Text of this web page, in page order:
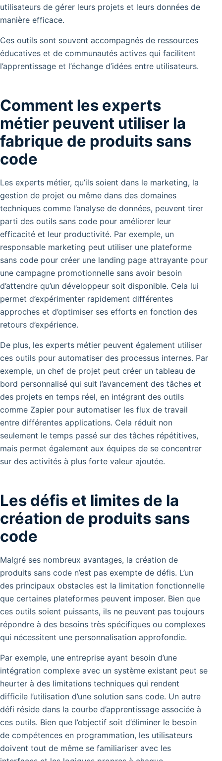
utilisateurs de gérer leurs projets et leurs données de
manière efficace.
Ces outils sont souvent accompagnés de ressources
éducatives et de communautés actives qui facilitent
l’apprentissage et l’échange d’idées entre utilisateurs.
Comment les experts
métier peuvent utiliser la
fabrique de produits sans
code
Les experts métier, qu’ils soient dans le marketing, la
gestion de projet ou même dans des domaines
techniques comme l’analyse de données, peuvent tirer
parti des outils sans code pour améliorer leur
efficacité et leur productivité. Par exemple, un
responsable marketing peut utiliser une plateforme
sans code pour créer une landing page attrayante pour
une campagne promotionnelle sans avoir besoin
d’attendre qu’un développeur soit disponible. Cela lui
permet d’expérimenter rapidement différentes
approches et d’optimiser ses efforts en fonction des
retours d’expérience.
De plus, les experts métier peuvent également utiliser
ces outils pour automatiser des processus internes. Par
exemple, un chef de projet peut créer un tableau de
bord personnalisé qui suit l’avancement des tâches et
des projets en temps réel, en intégrant des outils
comme Zapier pour automatiser les flux de travail
entre différentes applications. Cela réduit non
seulement le temps passé sur des tâches répétitives,
mais permet également aux équipes de se concentrer
sur des activités à plus forte valeur ajoutée.
Les défis et limites de la
création de produits sans
code
Malgré ses nombreux avantages, la création de
produits sans code n’est pas exempte de défis. L’un
des principaux obstacles est la limitation fonctionnelle
que certaines plateformes peuvent imposer. Bien que
ces outils soient puissants, ils ne peuvent pas toujours
répondre à des besoins très spécifiques ou complexes
qui nécessitent une personnalisation approfondie.
Par exemple, une entreprise ayant besoin d’une
intégration complexe avec un système existant peut se
heurter à des limitations techniques qui rendent
difficile l’utilisation d’une solution sans code. Un autre
défi réside dans la courbe d’apprentissage associée à
ces outils. Bien que l’objectif soit d’éliminer le besoin
de compétences en programmation, les utilisateurs
doivent tout de même se familiariser avec les